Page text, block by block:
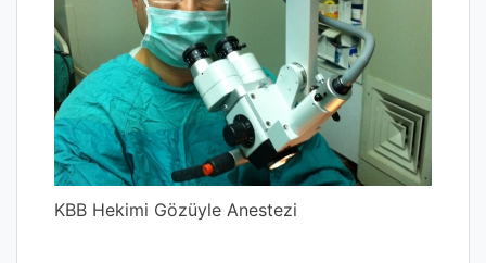
KBB Hekimi Gözüyle Anestezi